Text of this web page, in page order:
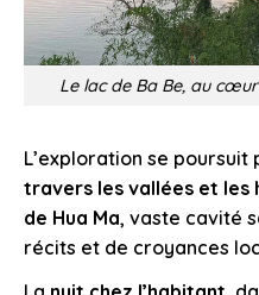
Le lac de Ba Be, au
L’exploration se poursuit
travers les vallées et les
de Hua Ma, vaste cavité
récits et de croyances